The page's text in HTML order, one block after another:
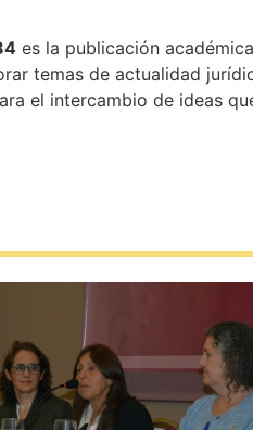
es la publicación
temas de actualidad
el intercambio de ideas